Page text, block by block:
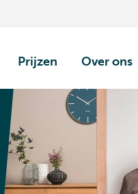
Prijzen Over ons